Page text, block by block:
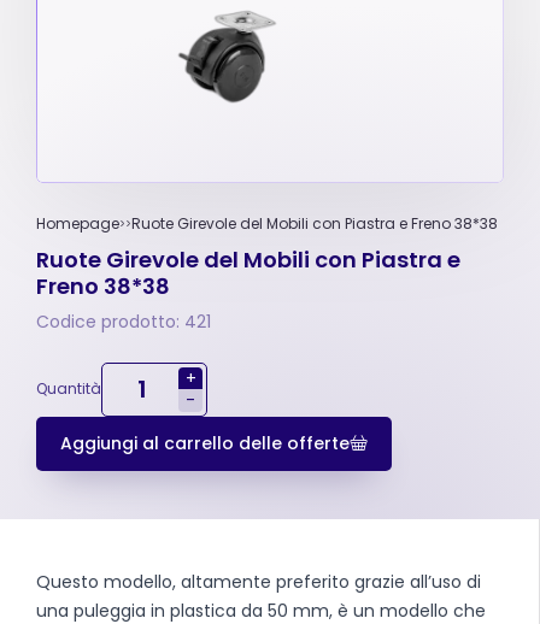
Homepage Ruote Girevole del Mobili con Piastra e Freno 38*38
Ruote Girevole del Mobili con Piastra e
Freno 38*38
Codice prodotto: 421
Quantità
+
-
Aggiungi al carrello delle offerte
Questo modello, altamente preferito grazie all’uso di
una puleggia in plastica da 50 mm, è un modello che